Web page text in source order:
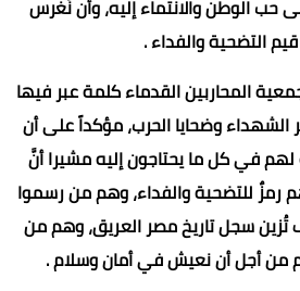
حب الوطن والانتماء إليه، وأن نُغرس
التضحية والفداء .
المحاربين القدماء كلمة عبر فيها
الشهداء وضحايا الحرب، مؤكداً على أن
في كل ما يحتاجون إليه مشيرا أنَّ
رمزٌ للتضحية والفداء، وهم من رسموا
سجل تاريخ مصر العريق، وهم من
من أجل أن نعيش في أمان وسلام .